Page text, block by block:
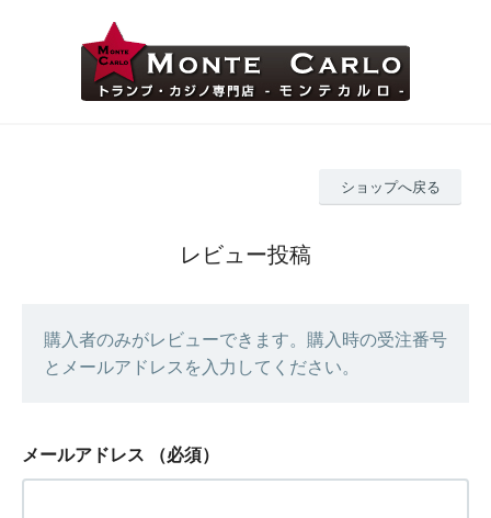
ショップへ戻る
レビュー投稿
購入者のみがレビューできます。購入時の受注番号
とメールアドレスを入力してください。
メールアドレス （必須）